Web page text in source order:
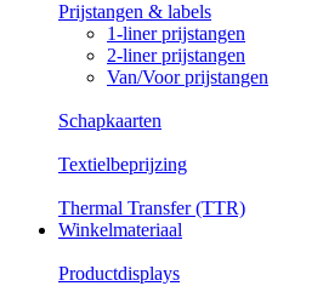
Prijstangen & labels
1-liner prijstangen
2-liner prijstangen
Van/Voor prijstangen
Schapkaarten
Textielbeprijzing
Thermal Transfer (TTR)
Winkelmateriaal
Productdisplays